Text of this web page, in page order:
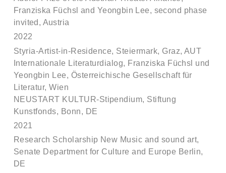
Franziska Füchsl and Yeongbin Lee, second phase
invited, Austria
2022
Styria-Artist-in-Residence, Steiermark, Graz, AUT
Internationale Literaturdialog, Franziska Füchsl und
Yeongbin Lee, Österreichische Gesellschaft für
Literatur, Wien
NEUSTART KULTUR-Stipendium, Stiftung
Kunstfonds, Bonn, DE
2021
Research Scholarship New Music and sound art,
Senate Department for Culture and Europe Berlin,
DE